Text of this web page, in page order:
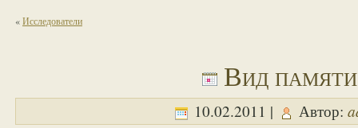
«Исследователи
Вид памяти
10.02.2011 | Автор: